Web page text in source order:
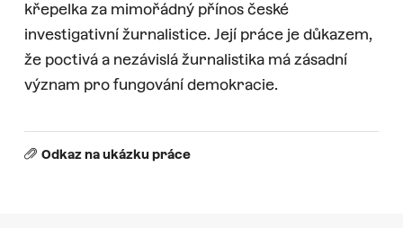
křepelka za mimořádný přínos české
investigativní žurnalistice. Její práce je důkazem,
že poctivá a nezávislá žurnalistika má zásadní
význam pro fungování demokracie.
Odkaz na ukázku práce